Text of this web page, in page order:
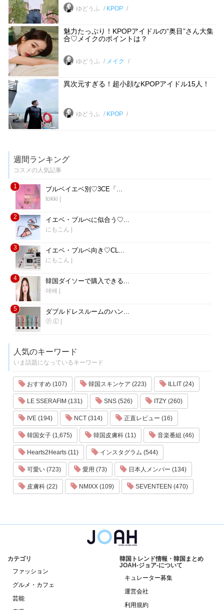
ゆどうふ KPOP
魅力たっぷり！KPOPアイドルの“奥目”さん大集
合♡メイクのポイントは？
ゆどうふ メイク
異次元すぎる！超小顔なKPOPアイドル15人！
ゆどうふ KPOP
週間ランキング
コスメの人気記事
1 ブルベイエベ別♡3CE「...
tokki |
2 イエベ・ブルべに似合う♡...
にもこん |
3 イエベ・ブルベ向き♡CL...
にもこん |
4 韓国ダイソーで購入できる...
애배 |
5 ダブルドレスルームのハン...
Ⓟ.Ⓔ |
人気のキーワード
いま話題になっているキーワード
おすすめ (107) 韓国スキンケア (223) ILLIT (24)
LE SSERAFIM (131) SNS (526) ITZY (260)
IVE (194) NCT (314) 正直レビュー (16)
韓国女子 (1,675) 韓国皮膚科 (11) 音楽番組 (46)
Hearts2Hearts (11) インスタグラム (544)
可愛い (723) 愛用 (73) 日本人メンバー (134)
皮膚科 (22) NMIXX (109) SEVENTEEN (470)
カテゴリ
ファッション
グルメ・カフェ
芸能
韓国トレンド情報・韓国まとめ
JOAH-ジョア-について
キュレーター募集
運営会社
利用規約